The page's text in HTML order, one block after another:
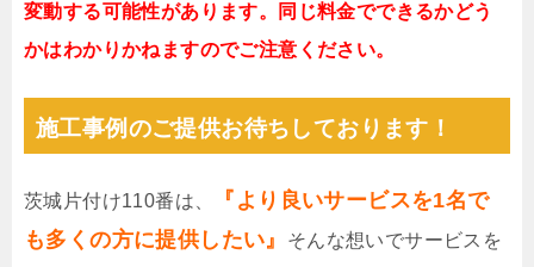
変動する可能性があります。同じ料金でできるかどう
かはわかりかねますのでご注意ください。
施工事例のご提供お待ちしております！
茨城片付け110番は、
『より良いサービスを1名で
も多くの方に提供したい』
そんな想いでサービスを